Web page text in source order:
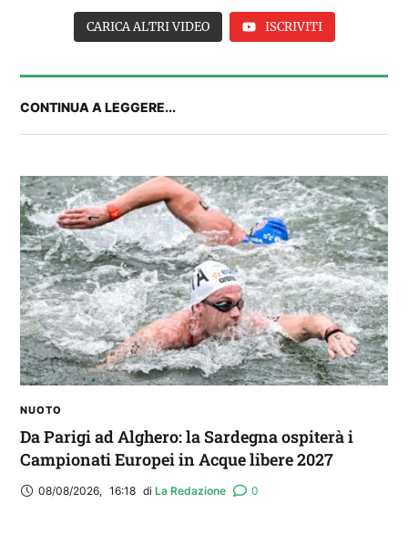
2° TROFEO RIVA | IL PRE-PARTITA: commenta
con noi le ultime per Cagliari-Nizza
CARICA ALTRI VIDEO ISCRIVITI
CONTINUA A LEGGERE...
NUOTO
Da Parigi ad Alghero: la Sardegna ospiterà i
Campionati Europei in Acque libere 2027
08/08/2026, 16:18 di La Redazione 0